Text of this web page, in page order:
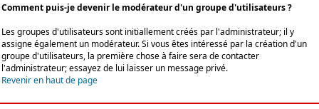
Comment puis-je devenir le modérateur d'un groupe d'utilisateurs ?
Les groupes d'utilisateurs sont initiallement créés par l'administrateur; il y
assigne également un modérateur. Si vous êtes intéressé par la création d'un
groupe d'utilisateurs, la première chose à faire sera de contacter
l'administrateur; essayez de lui laisser un message privé.
Revenir en haut de page